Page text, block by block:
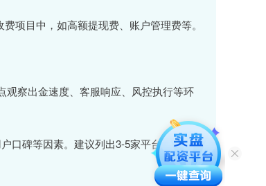
项目中，如高额提现费、账户管理费等。
观察出金速度、客服响应、风控执行等环
口碑等因素。建议列出3-5家平台进行横向